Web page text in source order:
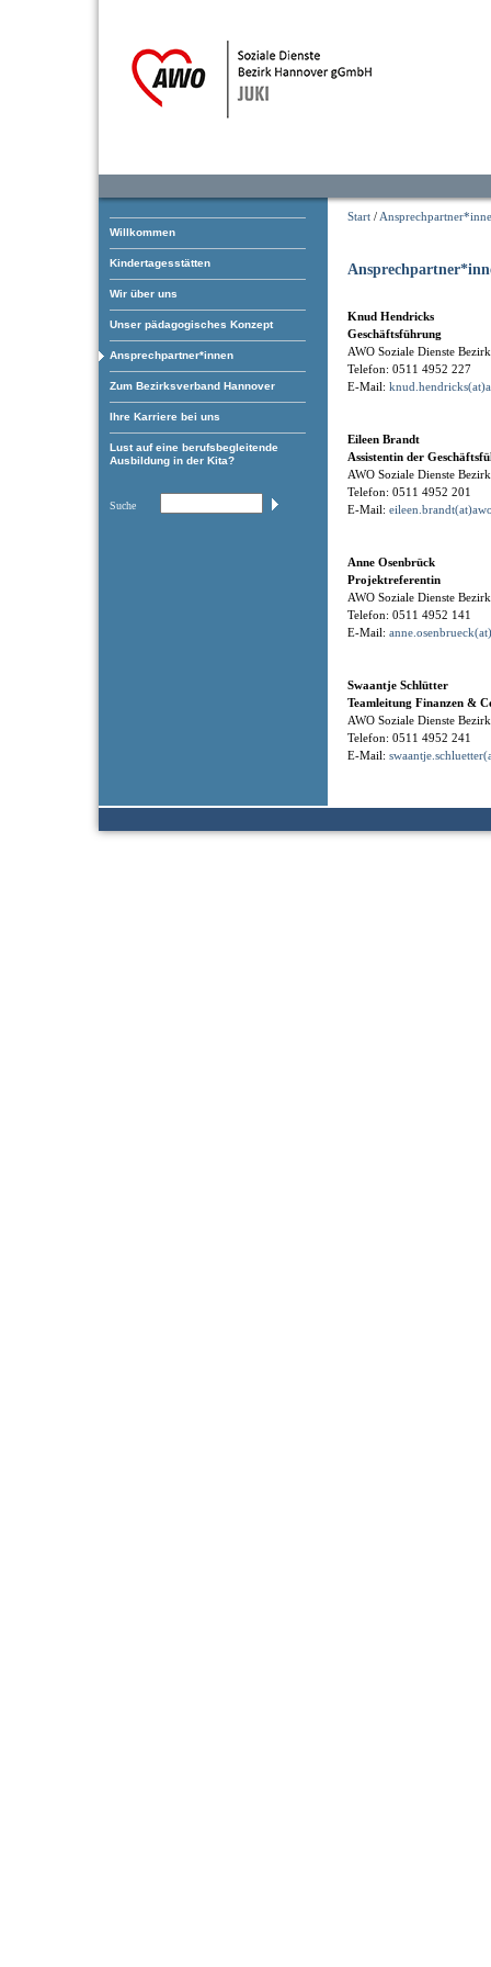
Willkommen
Kindertagesstätten
Wir über uns
Unser pädagogisches Konzept
Ansprechpartner*innen
Zum Bezirksverband Hannover
Ihre Karriere bei uns
Lust auf eine berufsbegleitende
Ausbildung in der Kita?
Suche
Start /
Knud Hendricks
Geschäftsführung
AWO Soziale Dienste
Telefon: 0511 4952 227
E-Mail:
Eileen Brandt
Assistentin der
AWO Soziale Dienste
Telefon: 0511 4952 201
E-Mail:
Anne Osenbrück
Projektreferentin
AWO Soziale Dienste
Telefon: 0511 4952 141
E-Mail:
Swaantje Schlütter
Teamleitung Finanzen &
AWO Soziale Dienste
Telefon: 0511 4952 241
E-Mail: